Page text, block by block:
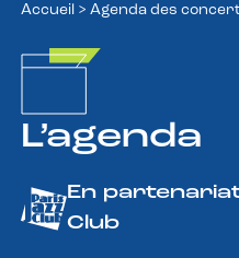
Accueil > Agenda des
L’agenda
En
Club